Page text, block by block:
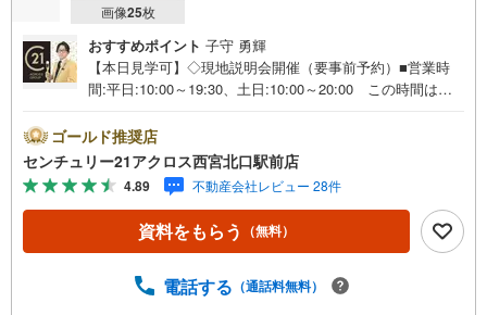
画像25枚
おすすめポイント 子守 勇輝
【本日見学可】◇現地説明会開催（要事前予約）■営業時
間:平日:10:00～19:30、土日:10:00～20:00 この時間はお
「門戸厄神」駅徒歩5分！阪急「西宮北口」駅徒歩13分の平
坦な道のりです。現況更地となっています。北西角地で陽
当たり通風良好です。○センチュリー21アクロスグループ
の3つの特徴○■センチュリー21グループで28年連続No.1（1
997年～2024年兵庫地区仲介実績） 西宮・尼崎・伊丹・
宝塚にて8店舗展開中。阪神間での購入や売却は当店にお任
8店舗すべて駅前にございますが、お車でのお越しも大歓迎
ゴールド推奨店
センチュリー21アクロス西宮北口駅前店
4.89 不動産会社レビュー 28件
資料をもらう （無料）
電話する （通話料無料）